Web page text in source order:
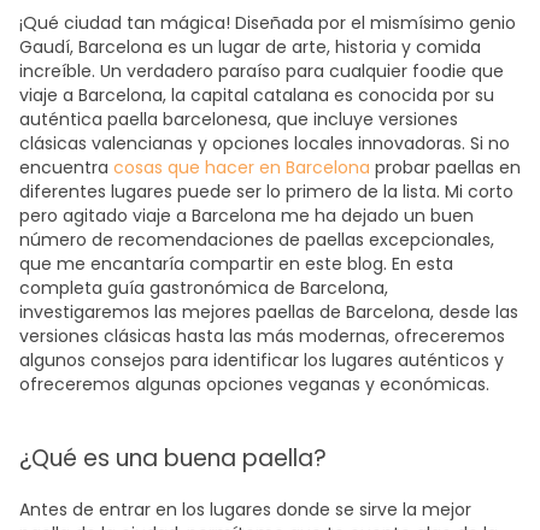
¡Qué ciudad tan mágica! Diseñada por el mismísimo genio
Gaudí, Barcelona es un lugar de arte, historia y comida
increíble. Un verdadero paraíso para cualquier foodie que
viaje a Barcelona, la capital catalana es conocida por su
auténtica paella barcelonesa, que incluye versiones
clásicas valencianas y opciones locales innovadoras. Si no
encuentra cosas que hacer en Barcelona probar paellas en
diferentes lugares puede ser lo primero de la lista. Mi corto
pero agitado viaje a Barcelona me ha dejado un buen
número de recomendaciones de paellas excepcionales,
que me encantaría compartir en este blog. En esta
completa guía gastronómica de Barcelona,
investigaremos las mejores paellas de Barcelona, desde las
versiones clásicas hasta las más modernas, ofreceremos
algunos consejos para identificar los lugares auténticos y
ofreceremos algunas opciones veganas y económicas.
¿Qué es una buena paella?
Antes de entrar en los lugares donde se sirve la mejor